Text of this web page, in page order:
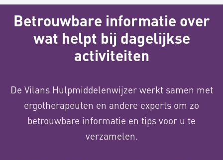
Betrouwbare informatie over
wat helpt bij dagelijkse
activiteiten
De Vilans Hulpmiddelenwijzer werkt samen met
ergotherapeuten en andere experts om zo
betrouwbare informatie en tips voor u te
verzamelen.